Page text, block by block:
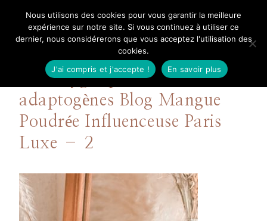
contenuMangue Poudrée
Avis Hygée plantes
adaptogènes Blog Mangue
Poudrée Influenceuse Paris
Luxe – 2
Nous utilisons des cookies pour vous garantir la meilleure
expérience sur notre site. Si vous continuez à utiliser ce
dernier, nous considérerons que vous acceptez l'utilisation des
cookies.
J'ai compris et j'accepte !
En savoir plus